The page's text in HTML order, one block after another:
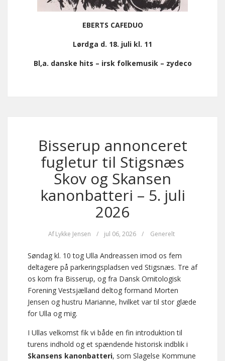
EBERTS CAFEDUO
Lørdga d. 18. juli kl. 11
Bl,a. danske hits – irsk folkemusik – zydeco
Bisserup annonceret
fugletur til Stigsnæs
Skov og Skansen
kanonbatteri – 5. juli
2026
Af Lykke Jensen / jul 06, 2026 / Generelt
Søndag kl. 10 tog Ulla Andreassen imod os fem
deltagere på parkeringspladsen ved Stigsnæs. Tre af
os kom fra Bisserup, og fra Dansk Ornitologisk
Forening Vestsjælland deltog formand Morten
Jensen og hustru Marianne, hvilket var til stor glæde
for Ulla og mig.
I Ullas velkomst fik vi både en fin introduktion til
turens indhold og et spændende historisk indblik i
Skansens kanonbatteri, som Slagelse Kommune